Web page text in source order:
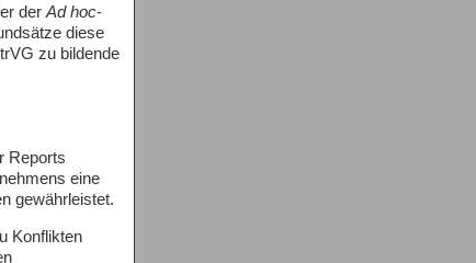
der Ad hoc-
diese
zu bildende
Reports
eine
gewährleistet.
Konflikten